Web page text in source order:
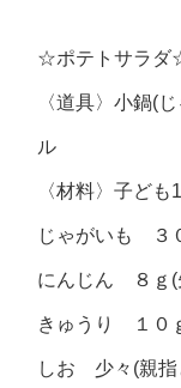
☆ポテトサラダ
〈道具〉小鍋(
ル
〈材料〉子ども
じゃがいも ３
にんじん ８ｇ(
きゅうり １０
しお 少々(親指